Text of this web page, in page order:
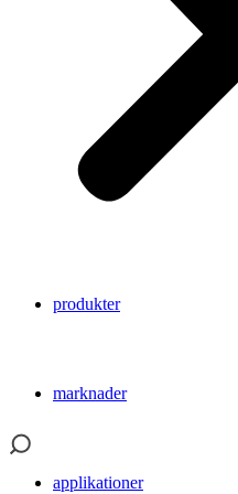
produkter
marknader
applikationer